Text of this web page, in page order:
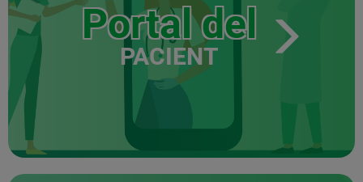
Portal del
PACIENT